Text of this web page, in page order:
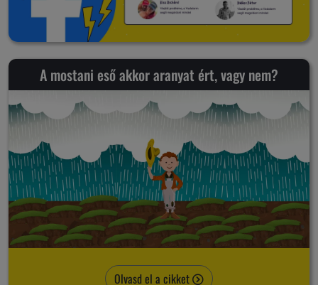
A mostani eső akkor aranyat ért, vagy nem?
Olvasd el a cikket